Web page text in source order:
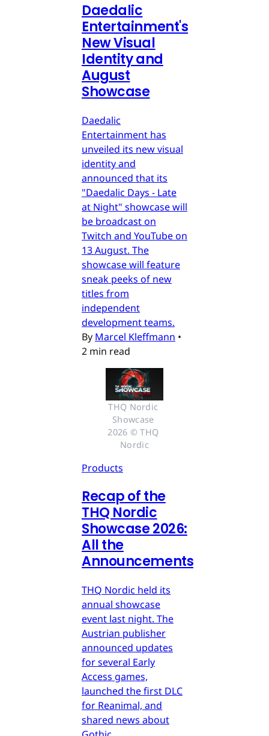
Daedalic
Entertainment's
New Visual
Identity and
August
Showcase
Daedalic
Entertainment has
unveiled its new visual
identity and
announced that its
"Daedalic Days - Late
at Night" showcase will
be broadcast on
Twitch and YouTube on
13 August. The
showcase will feature
sneak peeks of new
titles from
independent
development teams.
By Marcel Kleffmann •
2 min read
THQ Nordic
Showcase
2026 © THQ
Nordic
Products
Recap of the
THQ Nordic
Showcase 2026:
All the
Announcements
THQ Nordic held its
annual showcase
event last night. The
Austrian publisher
announced updates
for several Early
Access games,
launched the first DLC
for Reanimal, and
shared news about